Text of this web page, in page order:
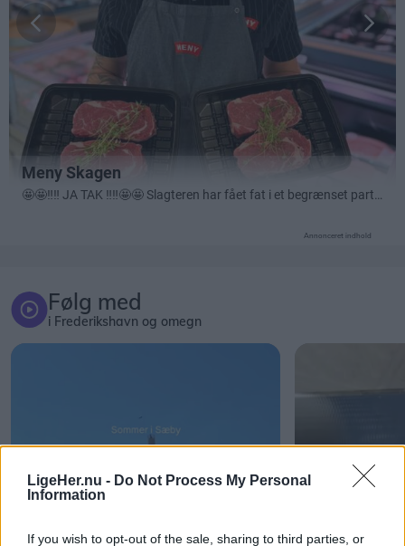
LigeHer.nu - Do Not Process My Personal
Information
If you wish to opt-out of the sale, sharing to third parties, or
Annonceret indhold
Følg med
i Frederikshavn og omegn